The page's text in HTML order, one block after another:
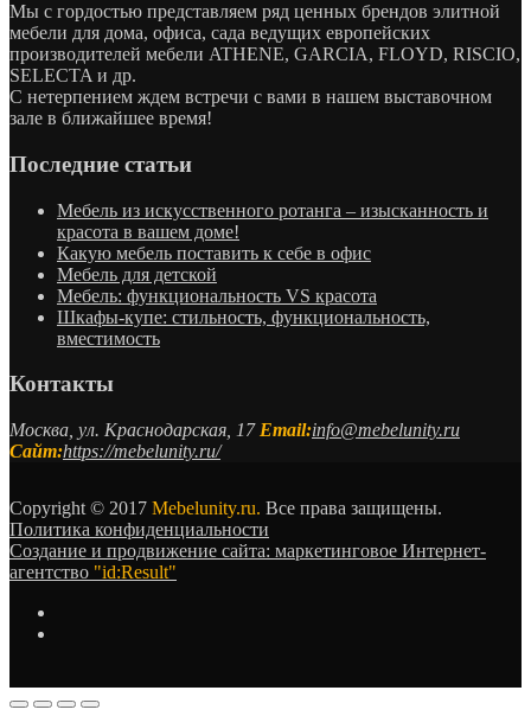
Мы с гордостью представляем ряд ценных брендов элитной
мебели для дома, офиса, сада ведущих европейских
производителей мебели ATHENE, GARCIA, FLOYD, RISCIO,
SELECTA и др.
С нетерпением ждем встречи с вами в нашем выставочном
зале в ближайшее время!
Последние статьи
Мебель из искусственного ротанга – изысканность и
красота в вашем доме!
Какую мебель поставить к себе в офис
Мебель для детской
Мебель: функциональность VS красота
Шкафы-купе: стильность, функциональность,
вместимость
Контакты
Москва, ул. Краснодарская, 17 Email:info@mebelunity.ru
Сайт:https://mebelunity.ru/
Copyright © 2017 Mebelunity.ru. Все права защищены.
Политика конфиденциальности
Создание и продвижение сайта: маркетинговое Интернет-
агентство "id:Result"